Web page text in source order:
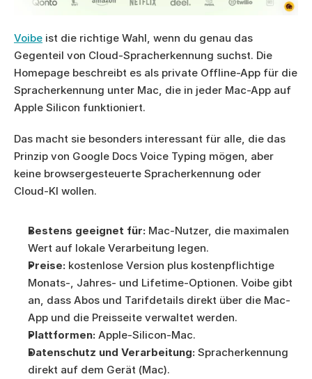
Voibe ist die richtige Wahl, wenn du genau das
Gegenteil von Cloud-Spracherkennung suchst. Die
Homepage beschreibt es als private Offline-App für die
Spracherkennung unter Mac, die in jeder Mac-App auf
Apple Silicon funktioniert.
Das macht sie besonders interessant für alle, die das
Prinzip von Google Docs Voice Typing mögen, aber
keine browsergesteuerte Spracherkennung oder
Cloud-KI wollen.
Bestens geeignet für: Mac-Nutzer, die maximalen
Wert auf lokale Verarbeitung legen.
Preise: kostenlose Version plus kostenpflichtige
Monats-, Jahres- und Lifetime-Optionen. Voibe gibt
an, dass Abos und Tarifdetails direkt über die Mac-
App und die Preisseite verwaltet werden.
Plattformen: Apple-Silicon-Mac.
Datenschutz und Verarbeitung: Spracherkennung
direkt auf dem Gerät (Mac).